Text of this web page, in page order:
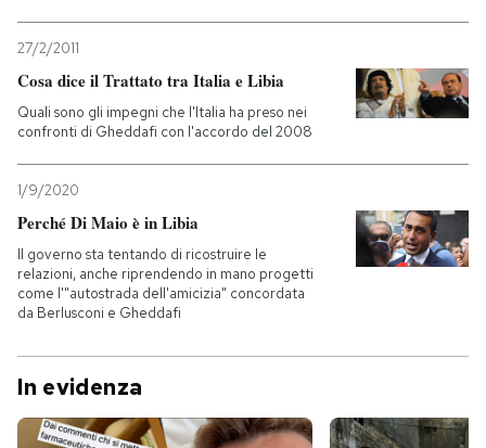
27/2/2011
Cosa dice il Trattato tra Italia e Libia
Quali sono gli impegni che l'Italia ha preso nei
confronti di Gheddafi con l'accordo del 2008
1/9/2020
Perché Di Maio è in Libia
Il governo sta tentando di ricostruire le
relazioni, anche riprendendo in mano progetti
come l'"autostrada dell'amicizia" concordata
da Berlusconi e Gheddafi
In evidenza